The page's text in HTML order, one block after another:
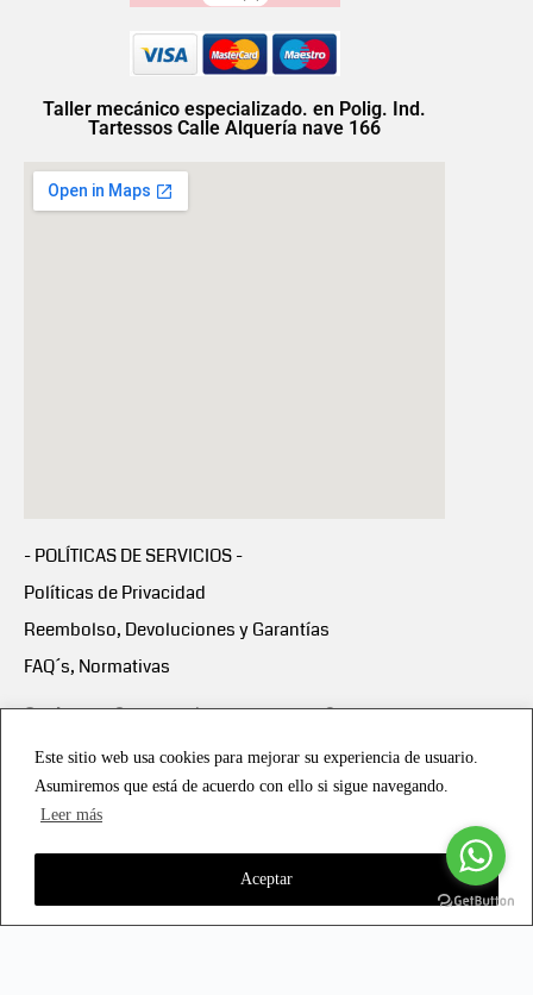
Este sitio web usa cookies para mejorar su experiencia de usuario.
Asumiremos que está de acuerdo con ello si sigue navegando.
Leer más
Aceptar
Taller mecánico especializado. en Polig. Ind.
Tartessos Calle Alquería nave 166
- POLÍTICAS DE SERVICIOS -
Políticas de Privacidad
Reembolso, Devoluciones y Garantías
FAQ´s, Normativas
Scalapay:Compra ahora y paga en 3 cuotas
Scalapay Política Privacidad
Copyright © 2021 all rights reserved - Vialmotor